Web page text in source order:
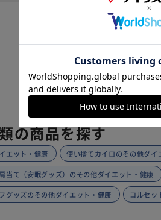
の商品を探す
エット・健康 使い捨てカイロのその他ダイ
肩当て（安眠グッズ）のその他ダイエット・健康
グッズのその他ダイエット・健康 コルセッ
※ご確認ください